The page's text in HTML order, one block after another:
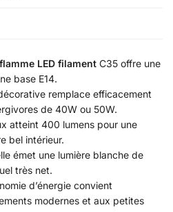
LED filament C35 offre une
base E14.
remplace efficacement
de 40W ou 50W.
atteint 400 lumens pour une
bel intérieur.
émet une lumière blanche de
très net.
d’énergie convient
modernes et aux petites